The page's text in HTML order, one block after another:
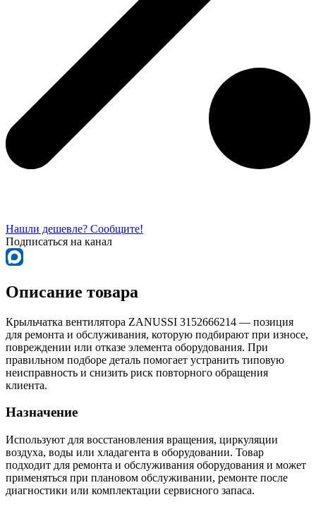
Нашли дешевле? Сообщите!
Подписаться на канал
Описание товара
Крыльчатка вентилятора ZANUSSI 3152666214 — позиция
для ремонта и обслуживания, которую подбирают при износе,
повреждении или отказе элемента оборудования. При
правильном подборе деталь помогает устранить типовую
неисправность и снизить риск повторного обращения
клиента.
Назначение
Используют для восстановления вращения, циркуляции
воздуха, воды или хладагента в оборудовании. Товар
подходит для ремонта и обслуживания оборудования и может
применяться при плановом обслуживании, ремонте после
диагностики или комплектации сервисного запаса.